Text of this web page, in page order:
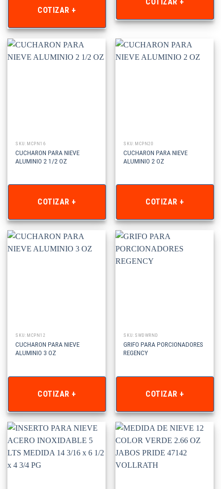
COTIZAR +
SKU: MCPN16
CUCHARON PARA NIEVE
ALUMINIO 2 1/2 OZ
COTIZAR +
SKU: MCPN20
CUCHARON PARA NIEVE
ALUMINIO 2 OZ
COTIZAR +
SKU: MCPN12
CUCHARON PARA NIEVE
ALUMINIO 3 OZ
COTIZAR +
SKU: SWDWRND
GRIFO PARA PORCIONADORES
REGENCY
COTIZAR +